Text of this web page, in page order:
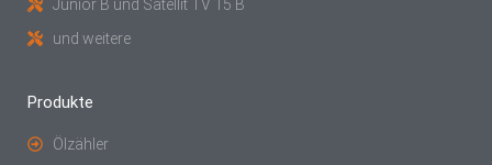
Junior B und Satellit TV 15 B
und weitere
Produkte
Ölzähler